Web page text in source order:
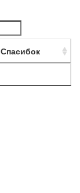
Спасибок